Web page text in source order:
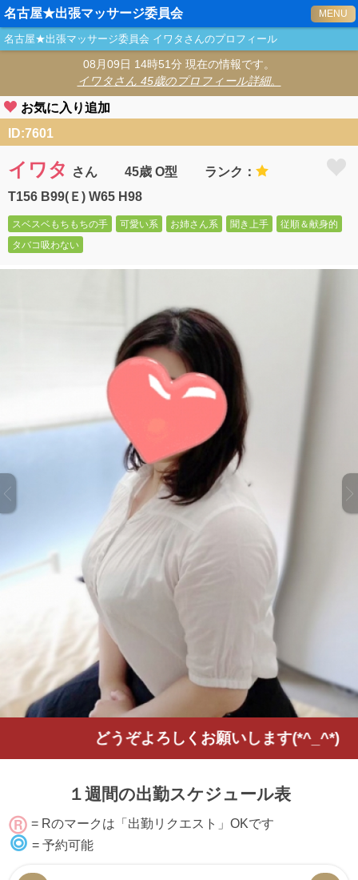
名古屋★出張マッサージ委員会 MENU
名古屋★出張マッサージ委員会 イワタ さんのプロフィール
08月09日 14時51分 現在の情報です。
イワタさん 45歳のプロフィール詳細。
お気に入り追加
ID:7601
イワタ さん 45歳 O型
ランク：
T156 B99(Ｅ) W65 H98
スベスベもちもちの手 可愛い系 お姉さん系 聞き上手
従順＆献身的
タバコ吸わない
どうぞよろしくお願いします(*^_^*)
１週間の出勤スケジュール表
= Rのマークは「出勤リクエスト」OKです
= 予約可能